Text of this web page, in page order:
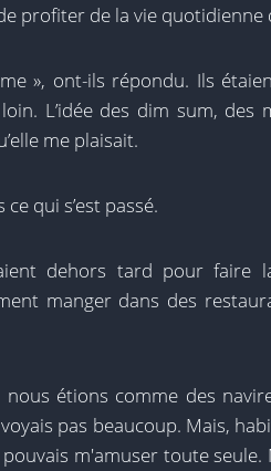
profiter de la vie quotidienne
», ont-ils répondu. Ils
L’idée des dim sum, des
me plaisait.
ce qui s’est passé.
dehors tard pour faire
manger dans des
étions comme des
pas beaucoup. Mais,
m'amuser toute